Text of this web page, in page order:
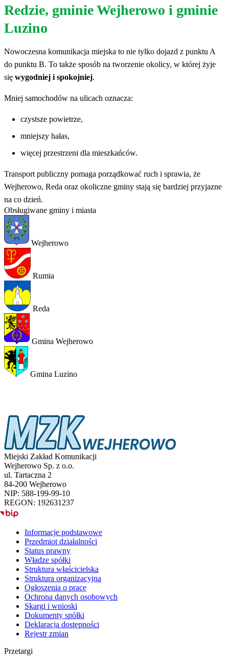
Redzie, gminie Wejherowo i gminie
Luzino
Nowoczesna komunikacja miejska to nie tylko dojazd z punktu A
do punktu B. To także sposób na tworzenie okolicy, w której żyje
się wygodniej i spokojniej.
Mniej samochodów na ulicach oznacza:
czystsze powietrze,
mniejszy hałas,
więcej przestrzeni dla mieszkańców.
Transport publiczny pomaga porządkować ruch i sprawia, że
Wejherowo, Reda oraz okoliczne gminy stają się bardziej przyjazne
na co dzień.
Obsługiwane gminy i miasta
Wejherowo
Rumia
Reda
Gmina Wejherowo
Gmina Luzino
Miejski Zakład Komunikacji
Wejherowo Sp. z o.o.
ul. Tartaczna 2
84-200 Wejherowo
NIP: 588-199-99-10
REGON: 192631237
Informacje podstawowe
Przedmiot działalności
Status prawny
Władze spółki
Struktura właścicielska
Struktura organizacyjna
Ogłoszenia o pracę
Ochrona danych osobowych
Skargi i wnioski
Dokumenty spółki
Deklaracja dostępności
Rejestr zmian
Przetargi